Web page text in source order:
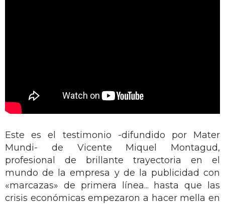
Este es el testimonio -difundido por Mater
Mundi- de Vicente Miquel Montagud,
profesional de brillante trayectoria en el
mundo de la empresa y de la publicidad con
«marcazas» de primera línea... hasta que las
crisis económicas empezaron a hacer mella en